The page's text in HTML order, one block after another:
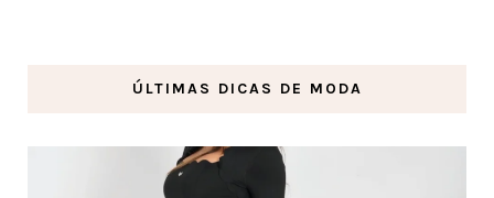
ÚLTIMAS DICAS DE MODA